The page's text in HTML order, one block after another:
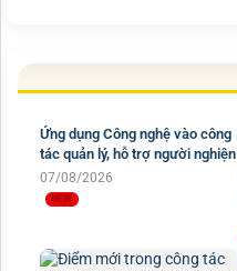
Ứng dụng Công nghệ vào công
tác quản lý, hỗ trợ người nghiện
07/08/2026